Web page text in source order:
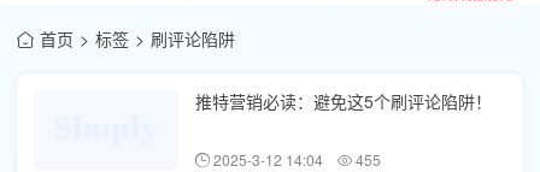
首页 标签 刷评论陷阱
推特营销必读：避免这5个刷评论陷阱！
2025-3-12 14:04 455